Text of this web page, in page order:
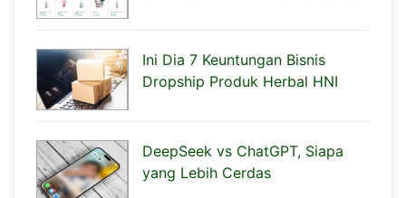
Ini Dia 7 Keuntungan Bisnis
Dropship Produk Herbal HNI
DeepSeek vs ChatGPT, Siapa
yang Lebih Cerdas